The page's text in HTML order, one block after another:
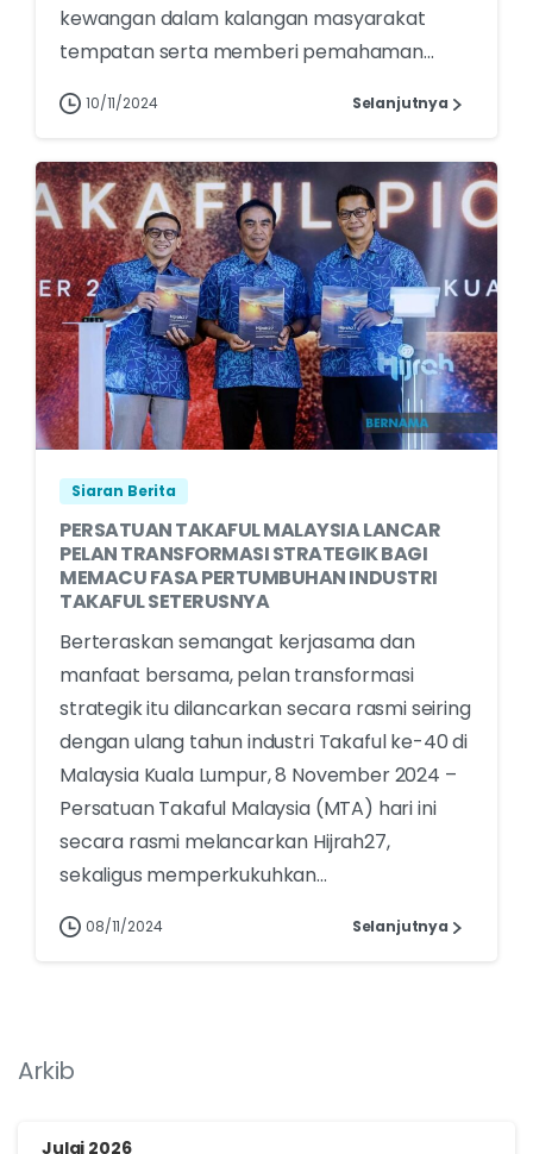
kewangan dalam kalangan masyarakat
tempatan serta memberi pemahaman...
10/11/2024 Selanjutnya
Siaran Berita
PERSATUAN TAKAFUL MALAYSIA LANCAR
PELAN TRANSFORMASI STRATEGIK BAGI
MEMACU FASA PERTUMBUHAN INDUSTRI
TAKAFUL SETERUSNYA
Berteraskan semangat kerjasama dan
manfaat bersama, pelan transformasi
strategik itu dilancarkan secara rasmi seiring
dengan ulang tahun industri Takaful ke-40 di
Malaysia Kuala Lumpur, 8 November 2024 –
Persatuan Takaful Malaysia (MTA) hari ini
secara rasmi melancarkan Hijrah27,
sekaligus memperkukuhkan...
08/11/2024 Selanjutnya
Arkib
Julai 2026